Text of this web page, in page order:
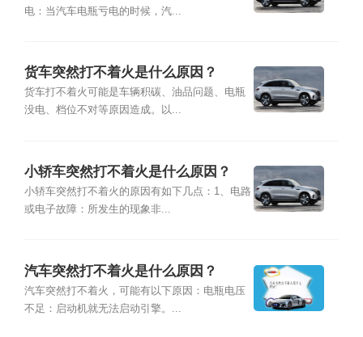
电：当汽车电瓶亏电的时候，汽...
货车突然打不着火是什么原因？
货车打不着火可能是车辆积碳、油品问题、电瓶
没电、档位不对等原因造成。以...
小轿车突然打不着火是什么原因？
小轿车突然打不着火的原因有如下几点：1、电路
或电子故障：所发生的现象非...
汽车突然打不着火是什么原因？
汽车突然打不着火，可能有以下原因：电瓶电压
不足：启动机就无法启动引擎。...